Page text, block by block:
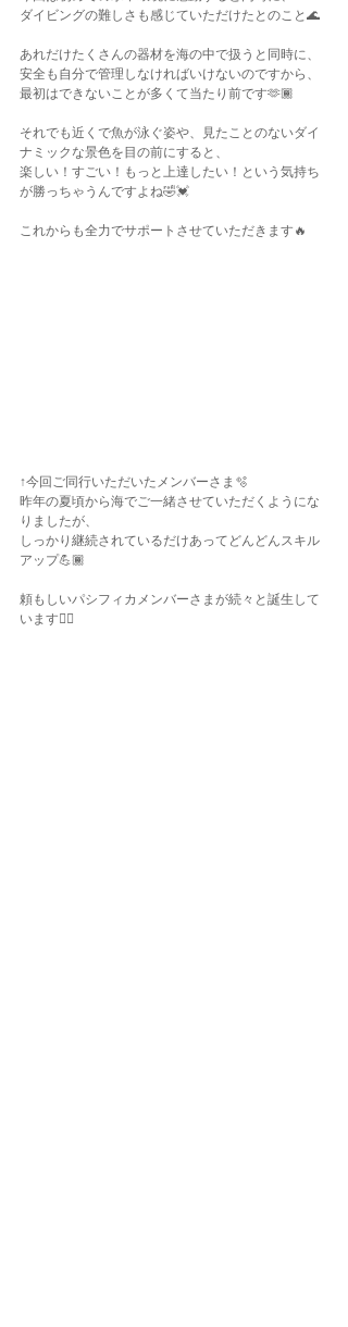
ダイビングの難しさも感じていただけたとのこと🌊
あれだけたくさんの器材を海の中で扱うと同時に、
安全も自分で管理しなければいけないのですから、
最初はできないことが多くて当たり前です🫶🏾
それでも近くで魚が泳ぐ姿や、見たことのないダイ
ナミックな景色を目の前にすると、
楽しい！すごい！もっと上達したい！という気持ち
が勝っちゃうんですよね🤣💓
これからも全力でサポートさせていただきます🔥
↑今回ご同行いただいたメンバーさま🫧
昨年の夏頃から海でご一緒させていただくようにな
りましたが、
しっかり継続されているだけあってどんどんスキル
アップ💪🏾
頼もしいパシフィカメンバーさまが続々と誕生して
います❤️‍🔥